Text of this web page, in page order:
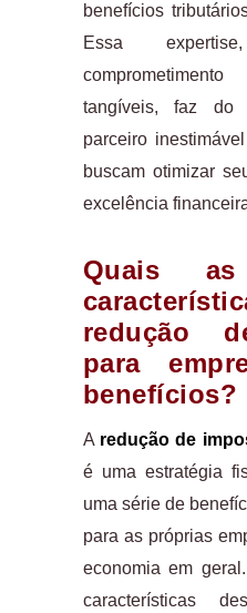
benefícios
Essa
tangíveis, faz do
parceiro
buscam otimizar
excelência
Quais as
redução
para
benefícios?
A redução de
é uma estratégia
uma série de
para as próprias
economia em
características